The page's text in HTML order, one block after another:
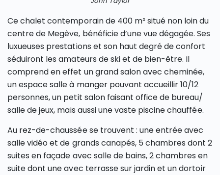
Ce chalet contemporain de 400 m² situé non loin du
centre de Megève, bénéficie d’une vue dégagée. Ses
luxueuses prestations et son haut degré de confort
séduiront les amateurs de ski et de bien-être. Il
comprend en effet un grand salon avec cheminée,
un espace salle à manger pouvant accueillir 10/12
personnes, un petit salon faisant office de bureau/
salle de jeux, mais aussi une vaste piscine chauffée.
Au rez-de-chaussée se trouvent : une entrée avec
salle vidéo et de grands canapés, 5 chambres dont 2
suites en façade avec salle de bains, 2 chambres en
suite dont une avec terrasse sur jardin et un dortoir